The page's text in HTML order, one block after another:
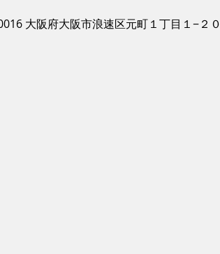
大阪府大阪市浪速区元町１丁目１−２０